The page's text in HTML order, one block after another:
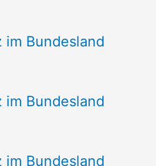
Bundesland
Bundesland
Bundesland